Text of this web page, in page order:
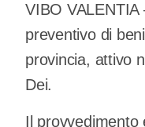
VIBO
preventivo di
provincia, attivo
Dei.
Il provvedimento